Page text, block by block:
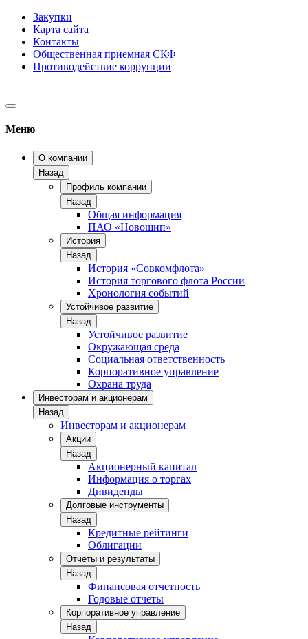
Закупки
Карта сайта
Контакты
Общественная приемная СКФ
Противодействие коррупции
Меню
О компании
Назад
Профиль компании
Назад
Общая информация
ПАО «Новошип»
История
Назад
История «Совкомфлота»
История торгового флота России
Хронология событий
Устойчивое развитие
Назад
Устойчивое развитие
Окружающая среда
Социальная ответственность
Корпоративное управление
Охрана труда
Инвесторам и акционерам
Назад
Инвесторам и акционерам
Акции
Назад
Акционерный капитал
Информация о торгах
Дивиденды
Долговые инструменты
Назад
Кредитные рейтинги
Облигации
Отчеты и результаты
Назад
Финансовая отчетность
Годовые отчеты
Корпоративное управление
Назад